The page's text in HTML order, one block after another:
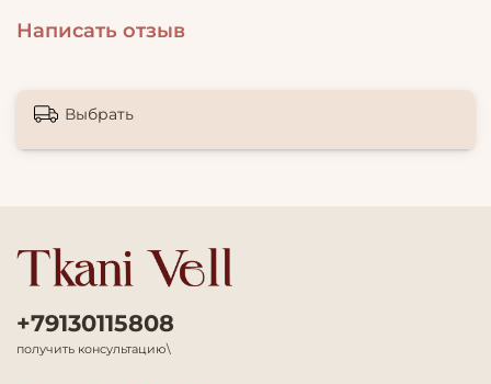
Написать отзыв
Выбрать
+79130115808
получить консультацию\